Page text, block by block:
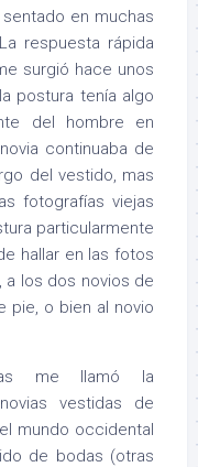
en muchas
respuesta rápida
surgió hace unos
postura tenía algo
del hombre en
continuaba de
del vestido, mas
fotografías viejas
particularmente
hallar en las fotos
a los dos novios de
pie, o bien al novio
me llamó la
vestidas de
mundo occidental
de bodas (otras